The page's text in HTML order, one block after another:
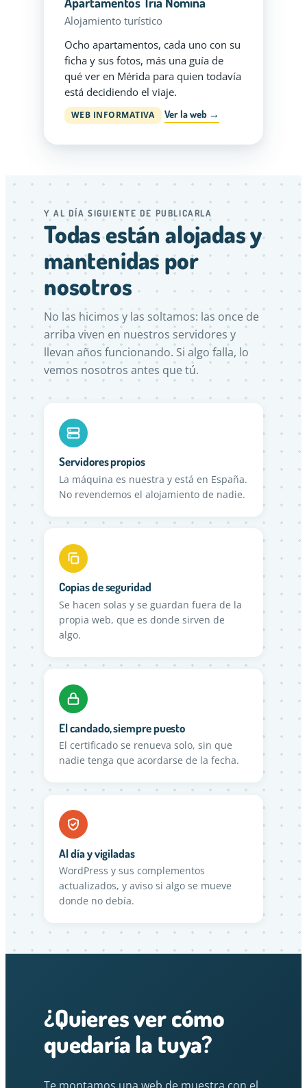
Alojamiento turístico
Ocho apartamentos, cada uno con su
ficha y sus fotos, más una guía de
qué ver en Mérida para quien todavía
está decidiendo el viaje.
WEB INFORMATIVA Ver la web →
Y AL DÍA SIGUIENTE DE PUBLICARLA
Todas están alojadas y
mantenidas por
nosotros
No las hicimos y las soltamos: las once de
arriba viven en nuestros servidores y
llevan años funcionando. Si algo falla, lo
vemos nosotros antes que tú.
Servidores propios
La máquina es nuestra y está en España.
No revendemos el alojamiento de nadie.
Copias de seguridad
Se hacen solas y se guardan fuera de la
propia web, que es donde sirven de
algo.
El candado, siempre puesto
El certificado se renueva solo, sin que
nadie tenga que acordarse de la fecha.
Al día y vigiladas
WordPress y sus complementos
actualizados, y aviso si algo se mueve
donde no debía.
¿Quieres ver cómo
quedaría la tuya?